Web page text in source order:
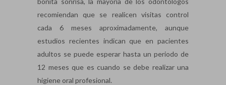
recomiendan que se realicen visitas control
cada 6 meses aproximadamente, aunque
estudios recientes indican que en pacientes
adultos se puede esperar hasta un periodo de
12 meses que es cuando se debe realizar una
higiene oral profesional.